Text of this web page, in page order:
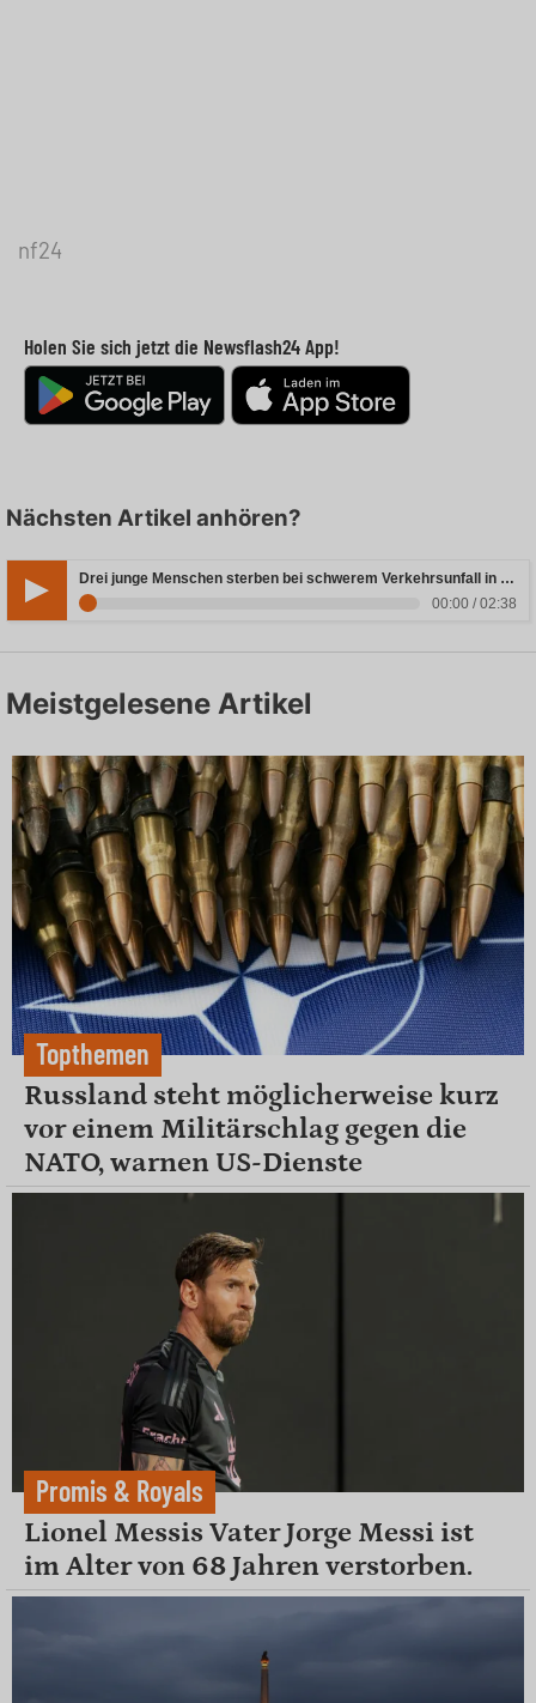
nf24
Holen Sie sich jetzt die Newsflash24 App!
Nächsten Artikel anhören?
Drei junge Menschen sterben bei schwerem Verkehrsunfall in Rheinland-Pfalz
00:00 / 02:38
Meistgelesene Artikel
Topthemen
Russland steht möglicherweise kurz
vor einem Militärschlag gegen die
NATO, warnen US-Dienste
Promis & Royals
Lionel Messis Vater Jorge Messi ist
im Alter von 68 Jahren verstorben.